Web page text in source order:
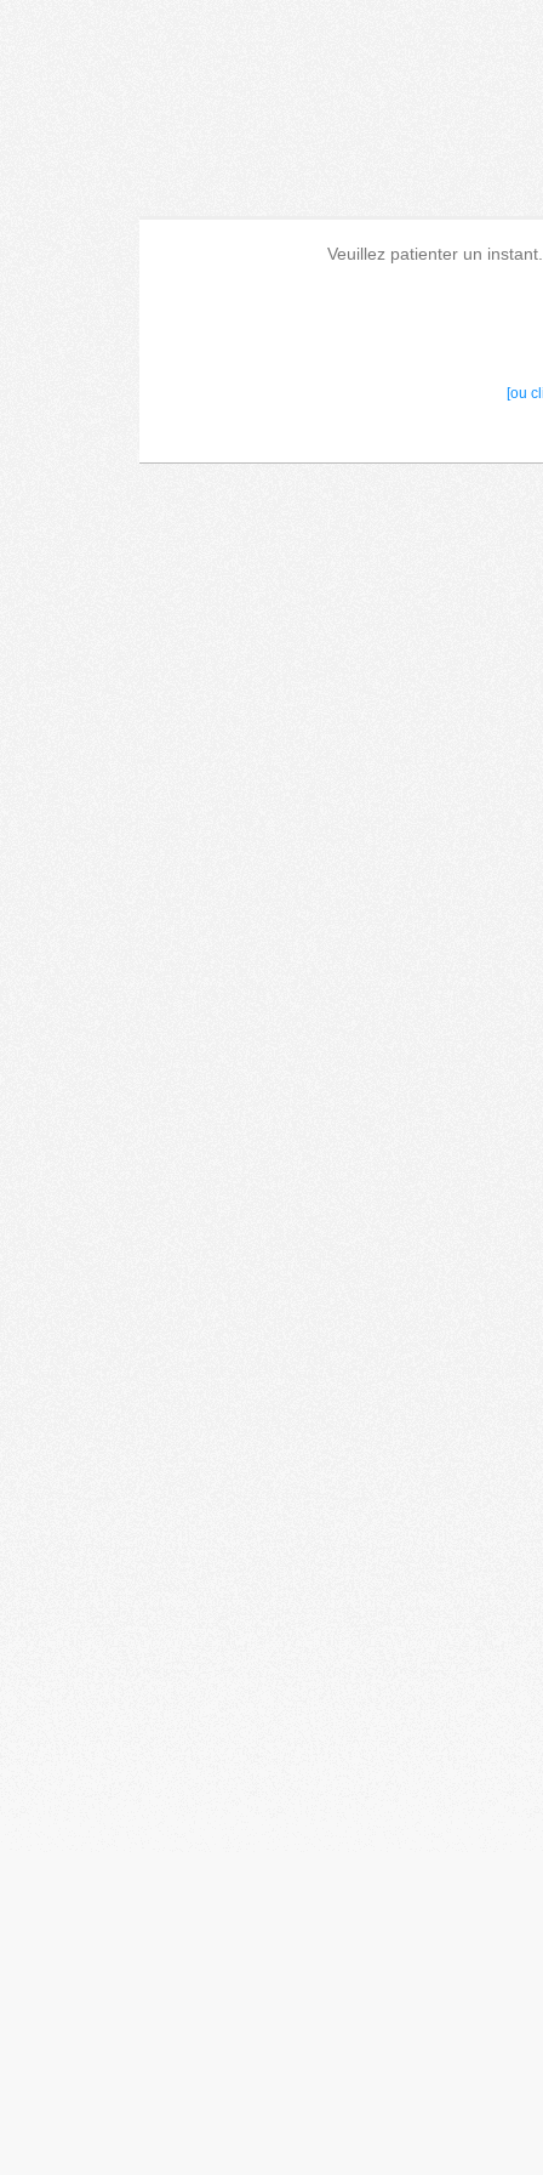
Veuillez patienter un
[ou